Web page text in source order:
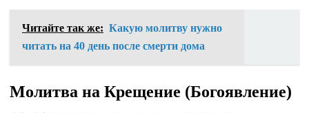
Читайте так же: Какую молитву нужно
читать на 40 день после смерти дома
Молитва на Крещение (Богоявление)